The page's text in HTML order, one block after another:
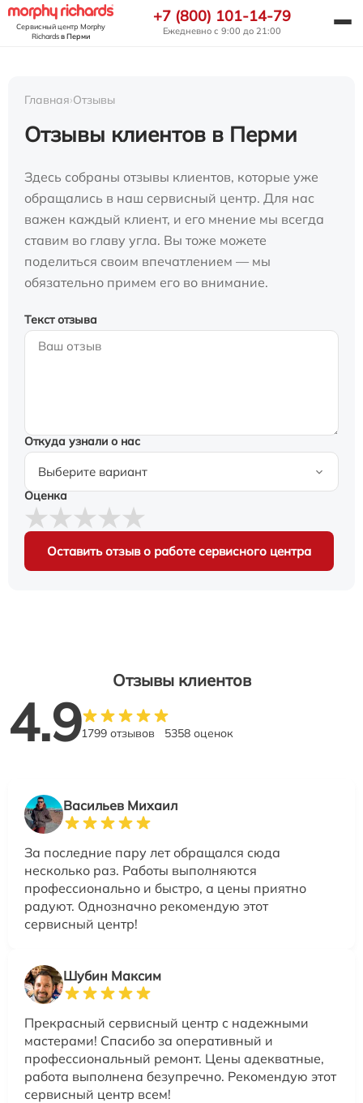
Сервисный центр Morphy
Richardsв Перми
+7 (800) 101-14-79
Ежедневно с 9:00 до 21:00
Главная›Отзывы
Отзывы клиентов в Перми
Здесь собраны отзывы клиентов, которые уже
обращались в наш сервисный центр. Для нас
важен каждый клиент, и его мнение мы всегда
ставим во главу угла. Вы тоже можете
поделиться своим впечатлением — мы
обязательно примем его во внимание.
Текст отзыва
Откуда узнали о нас
Оценка
Оставить отзыв о работе сервисного центра
Отзывы клиентов
4.91799 отзывов 5358 оценок
Васильев Михаил
За последние пару лет обращался сюда
несколько раз. Работы выполняются
профессионально и быстро, а цены приятно
радуют. Однозначно рекомендую этот
сервисный центр!
Шубин Максим
Прекрасный сервисный центр с надежными
мастерами! Спасибо за оперативный и
профессиональный ремонт. Цены адекватные,
работа выполнена безупречно. Рекомендую этот
сервисный центр всем!